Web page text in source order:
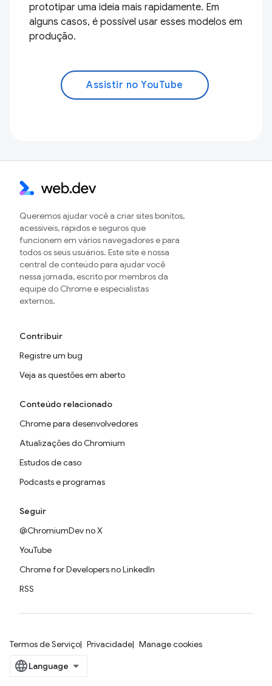
prototipar uma ideia mais rapidamente. Em
alguns casos, é possível usar esses modelos em
produção.
Assistir no YouTube
Queremos ajudar você a criar sites bonitos,
acessíveis, rápidos e seguros que
funcionem em vários navegadores e para
todos os seus usuários. Este site é nossa
central de conteúdo para ajudar você
nessa jornada, escrito por membros da
equipe do Chrome e especialistas
externos.
Contribuir
Registre um bug
Veja as questões em aberto
Conteúdo relacionado
Chrome para desenvolvedores
Atualizações do Chromium
Estudos de caso
Podcasts e programas
Seguir
@ChromiumDev no X
YouTube
Chrome for Developers no LinkedIn
RSS
Termos de Serviço Privacidade Manage cookies